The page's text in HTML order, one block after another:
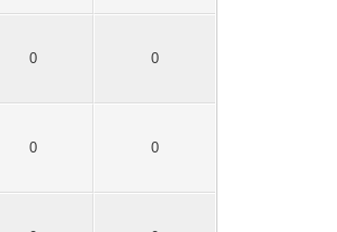
0 0
0 0